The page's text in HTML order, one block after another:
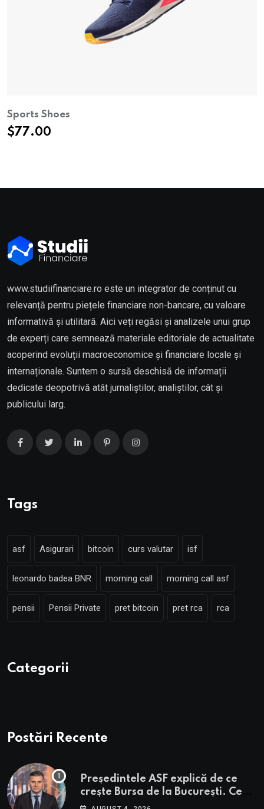
Sports Shoes
$77.00
www.studiifinanciare.ro este un integrator de conținut cu
relevanță pentru piețele financiare non-bancare, cu valoare
informativă și utilitară. Aici veți regăsi și analizele unui grup
de experți care semnează materiale editoriale de actualitate
acoperind evoluții macroeconomice și financiare locale și
internaționale. Suntem o sursă deschisă de informații
dedicate deopotrivă atât jurnaliștilor, analiștilor, cât și
publicului larg.
Tags
asf Asigurari bitcoin curs valutar isf
leonardo badea BNR morning call morning call asf
pensii Pensii Private pret bitcoin pret rca rca
Categorii
Postări Recente
Președintele ASF explică de ce
crește Bursa de la București. Ce
urmează pentru BVB potrivit lui